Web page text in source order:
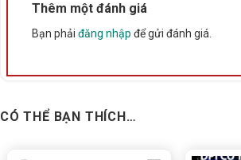
Thông số kỹ thuật
Bảo hành
Xuất xứ
Thêm một đánh giá
Bạn phải đăng nhập để gửi đánh giá.
CÓ THỂ BẠN THÍCH…